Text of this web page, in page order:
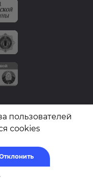
Республики Беларусь.
«Белгеодезия»
сайта
пользователей
cookies